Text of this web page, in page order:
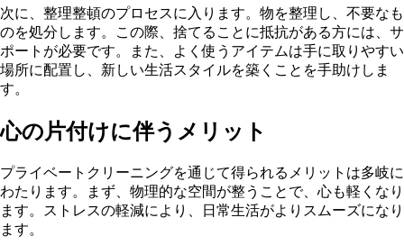
次に、整理整頓のプロセスに入ります。物を整理し、不要なも
のを処分します。この際、捨てることに抵抗がある方には、サ
ポートが必要です。また、よく使うアイテムは手に取りやすい
場所に配置し、新しい生活スタイルを築くことを手助けしま
す。
心の片付けに伴うメリット
プライベートクリーニングを通じて得られるメリットは多岐に
わたります。まず、物理的な空間が整うことで、心も軽くなり
ます。ストレスの軽減により、日常生活がよりスムーズになり
ます。